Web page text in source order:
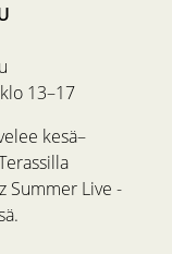
13–17
kesä–
Summer Live -